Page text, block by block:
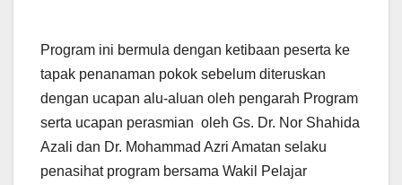
Program ini bermula dengan ketibaan peserta ke
tapak penanaman pokok sebelum diteruskan
dengan ucapan alu-aluan oleh pengarah Program
serta ucapan perasmian oleh Gs. Dr. Nor Shahida
Azali dan Dr. Mohammad Azri Amatan selaku
penasihat program bersama Wakil Pelajar